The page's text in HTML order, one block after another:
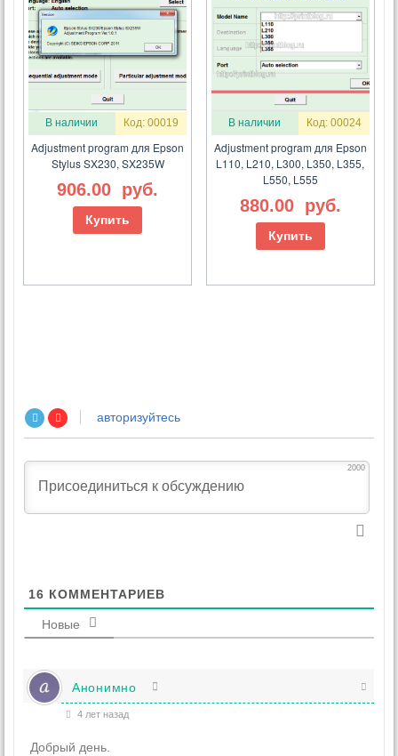
В наличии Код: 00019
Adjustment program для Epson
Stylus SX230, SX235W
906.00 руб.
Купить
В наличии Код: 00024
Adjustment program для Epson
L110, L210, L300, L350, L355,
L550, L555
880.00 руб.
Купить
авторизуйтесь
2000
16 КОММЕНТАРИЕВ
Новые
Анонимно
4 лет назад
Добрый день.